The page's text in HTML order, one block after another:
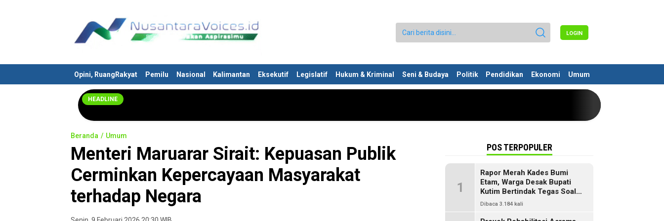
Nusantaravoices.id
Berani Suarakan Aspirasimu
LOGIN
Opini, RuangRakyat Pemilu Nasional Kalimantan Eksekutif Legislatif Hukum & Kriminal Seni & Budaya Politik Pendidikan Ekonomi Umum
HEADLINE
Beranda Umum
Menteri Maruarar Sirait: Kepuasan Publik
Cerminkan Kepercayaan Masyarakat
terhadap Negara
POS TERPOPULER
1
Rapor Merah Kades Bumi
Etam, Warga Desak Bupati
Kutim Bertindak Tegas Soal
Penyelewengan Dana SILPA
Dibaca 3.184 kali